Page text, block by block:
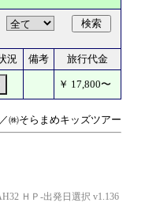
検索
況 備考 旅行代金
￥ 17,800〜
㈱そらまめキッズツアー
ＨＰ-出発日選択 v1.136